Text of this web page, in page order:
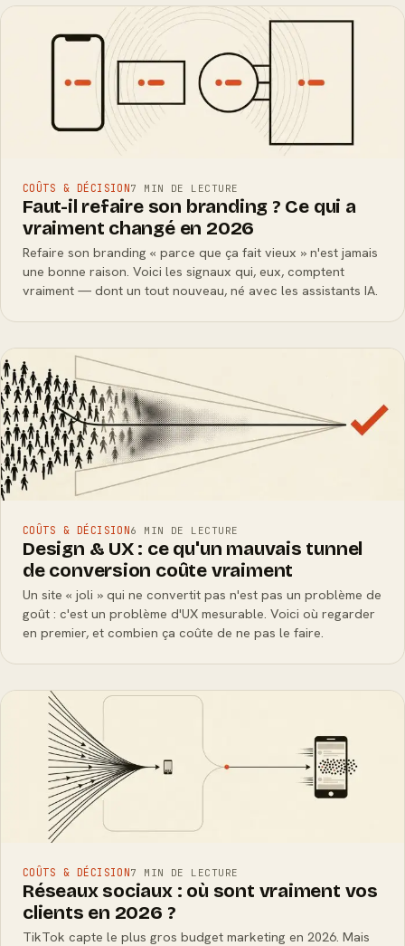
COÛTS & DÉCISION7 MIN DE LECTURE
Faut-il refaire son branding ? Ce qui a
vraiment changé en 2026
Refaire son branding « parce que ça fait vieux » n'est jamais
une bonne raison. Voici les signaux qui, eux, comptent
vraiment — dont un tout nouveau, né avec les assistants IA.
COÛTS & DÉCISION6 MIN DE LECTURE
Design & UX : ce qu'un mauvais tunnel
de conversion coûte vraiment
Un site « joli » qui ne convertit pas n'est pas un problème de
goût : c'est un problème d'UX mesurable. Voici où regarder
en premier, et combien ça coûte de ne pas le faire.
COÛTS & DÉCISION7 MIN DE LECTURE
Réseaux sociaux : où sont vraiment vos
clients en 2026 ?
TikTok capte le plus gros budget marketing en 2026. Mais